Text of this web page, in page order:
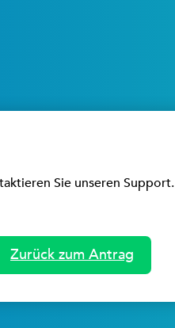
Sie unseren Support.
Zurück zum Antrag